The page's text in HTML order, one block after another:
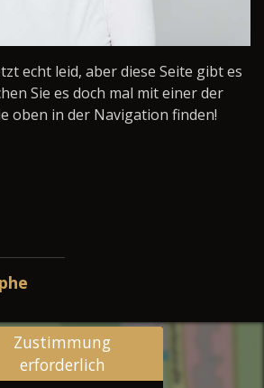
echt leid, aber diese Seite gibt es
Sie es doch mal mit einer der
oben in der Navigation finden!
Laasphe
Zustimmung
erforderlich